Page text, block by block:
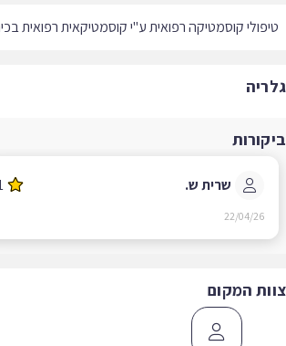
קוסמטיקה רפואית ע"י קוסמטיקאית רפואית בכירה
שרית ש. 1
22/04/26
המקום